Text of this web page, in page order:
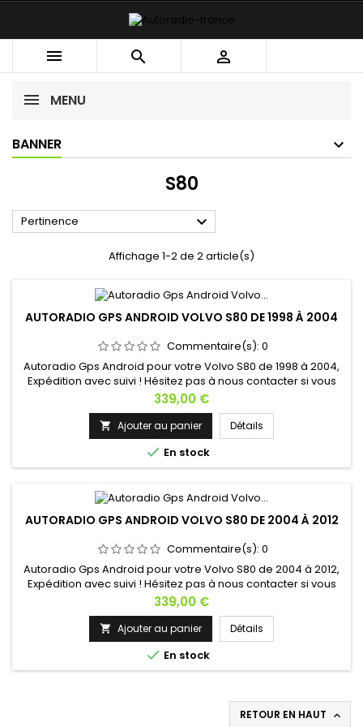
  
MENU
BANNER
S80
Pertinence 
Affichage 1-2 de 2 article(s)
AUTORADIO GPS ANDROID VOLVO S80 DE 1998 À 2004
Commentaire(s): 0
Autoradio Gps Android pour votre Volvo S80 de 1998 à 2004,
Expédition avec suivi ! Hésitez pas à nous contacter si vous
avez une question !
Prix
339,00 €
 Ajouter au panier Détails
 En stock
AUTORADIO GPS ANDROID VOLVO S80 DE 2004 À 2012
Commentaire(s): 0
Autoradio Gps Android pour votre Volvo S80 de 2004 à 2012,
Expédition avec suivi ! Hésitez pas à nous contacter si vous
avez une question !
Prix
339,00 €
 Ajouter au panier Détails
 En stock
RETOUR EN HAUT 